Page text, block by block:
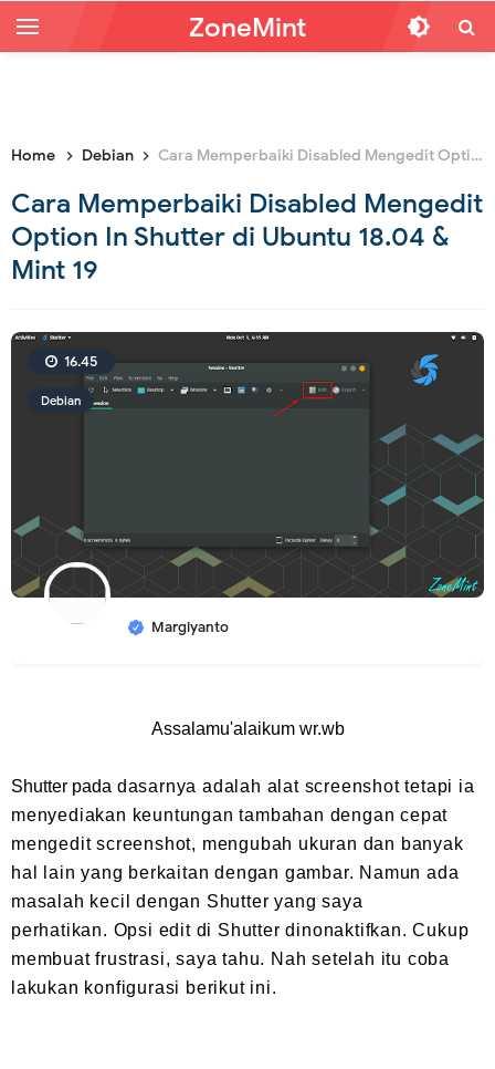
ZoneMint
Home Debian Cara Memperbaiki Disabled Mengedit Option In Shutter di Ubuntu 18.04 & Mint 19
Cara Memperbaiki Disabled Mengedit
Option In Shutter di Ubuntu 18.04 &
Mint 19
Debian
Margiyanto
16.45
Assalamu'alaikum wr.wb
Shutter pada dasarnya adalah alat screenshot tetapi ia
menyediakan keuntungan tambahan dengan cepat
mengedit screenshot, mengubah ukuran dan banyak
hal lain yang berkaitan dengan gambar. Namun ada
masalah kecil dengan Shutter yang saya
perhatikan. Opsi edit di Shutter dinonaktifkan.Cukup
membuat frustrasi, saya tahu. Nah setelah itu coba
lakukan konfigurasi berikut ini.